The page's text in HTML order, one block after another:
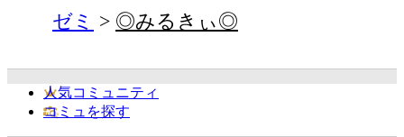
ゼミ
◎みるきぃ◎
人気コミュニティ
コミュを探す